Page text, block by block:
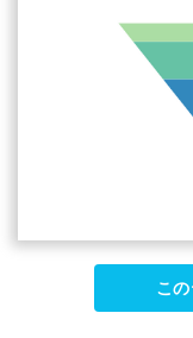
こ